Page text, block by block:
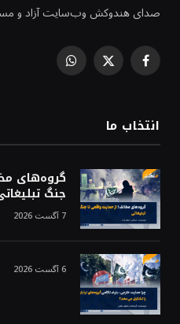
صدای هندوکش وب‌سایت آزاد و
Facebook
X
WhatsApp
انتخاب ما
گروه‌های
جنگ
7 آگست 2026
6 آگست 2026